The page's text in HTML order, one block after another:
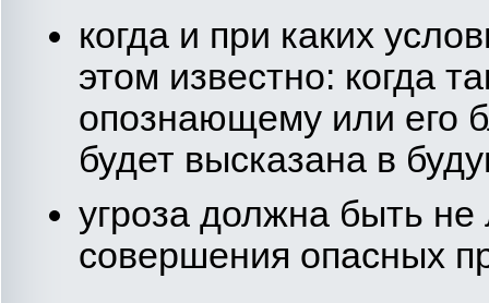
когда и при каких
этом известно: когда
опознающему или его
будет высказана в
угроза должна быть
совершения опасных